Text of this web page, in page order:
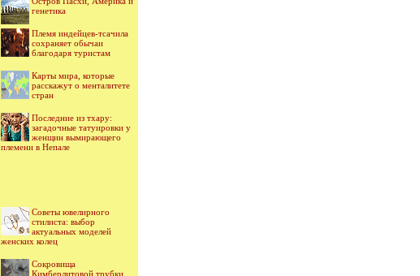
генетика
Племя индейцев-тсачила
сохраняет обычаи
благодаря туристам
Карты мира, которые
расскажут о менталитете
стран
Последние из тхару:
загадочные татуировки у
женщин вымирающего
племени в Непале
Советы ювелирного
стилиста: выбор
актуальных моделей
женских колец
Сокровища
Кимберлитовой трубки